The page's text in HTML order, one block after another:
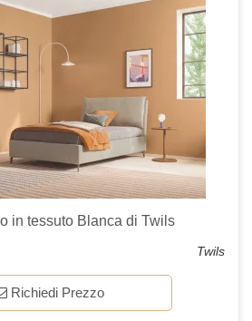
in tessuto Blanca di Twils
Twils
Richiedi Prezzo